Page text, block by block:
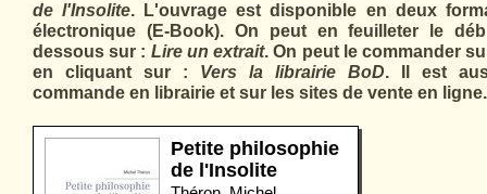
de l'Insolite. L'ouvrage est disponible en deux
électronique (E-Book). On peut en feuilleter le
dessous sur : Lire un extrait. On peut le commander
en cliquant sur :
Vers la librairie BoD. Il est
commande en librairie et sur les sites de vente en ligne.
Petite philosophie
de l'Insolite